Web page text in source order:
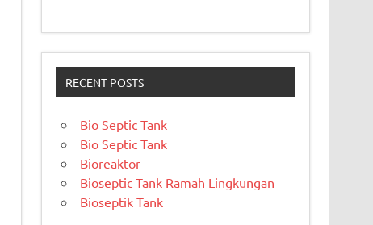
RECENT POSTS
Bio Septic Tank
Bio Septic Tank
Bioreaktor
Bioseptic Tank Ramah Lingkungan
Bioseptik Tank